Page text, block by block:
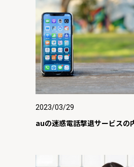
2023/03/29
auの迷惑電話撃退サービスの